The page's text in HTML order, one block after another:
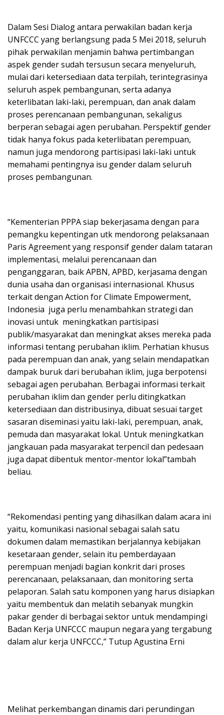
Dalam Sesi Dialog antara perwakilan badan kerja
UNFCCC yang berlangsung pada 5 Mei 2018, seluruh
pihak perwakilan menjamin bahwa pertimbangan
aspek gender sudah tersusun secara menyeluruh,
mulai dari ketersediaan data terpilah, terintegrasinya
seluruh aspek pembangunan, serta adanya
keterlibatan laki-laki, perempuan, dan anak dalam
proses perencanaan pembangunan, sekaligus
berperan sebagai agen perubahan. Perspektif gender
tidak hanya fokus pada keterlibatan perempuan,
namun juga mendorong partisipasi laki-laki untuk
memahami pentingnya isu gender dalam seluruh
proses pembangunan.
“Kementerian PPPA siap bekerjasama dengan para
pemangku kepentingan utk mendorong pelaksanaan
Paris Agreement yang responsif gender dalam tataran
implementasi, melalui perencanaan dan
penganggaran, baik APBN, APBD, kerjasama dengan
dunia usaha dan organisasi internasional. Khusus
terkait dengan Action for Climate Empowerment,
Indonesia juga perlu menambahkan strategi dan
inovasi untuk meningkatkan partisipasi
publik/masyarakat dan meningkat akses mereka pada
informasi tentang perubahan iklim. Perhatian khusus
pada perempuan dan anak, yang selain mendapatkan
dampak buruk dari berubahan iklim, juga berpotensi
sebagai agen perubahan. Berbagai informasi terkait
perubahan iklim dan gender perlu ditingkatkan
ketersediaan dan distribusinya, dibuat sesuai target
sasaran diseminasi yaitu laki-laki, perempuan, anak,
pemuda dan masyarakat lokal. Untuk meningkatkan
jangkauan pada masyarakat terpencil dan pedesaan
juga dapat dibentuk mentor-mentor lokal”tambah
beliau.
“Rekomendasi penting yang dihasilkan dalam acara ini
yaitu, komunikasi nasional sebagai salah satu
dokumen dalam memastikan berjalannya kebijakan
kesetaraan gender, selain itu pemberdayaan
perempuan menjadi bagian konkrit dari proses
perencanaan, pelaksanaan, dan monitoring serta
pelaporan. Salah satu komponen yang harus disiapkan
yaitu membentuk dan melatih sebanyak mungkin
pakar gender di berbagai sektor untuk mendampingi
Badan Kerja UNFCCC maupun negara yang tergabung
dalam alur kerja UNFCCC,” Tutup Agustina Erni
Melihat perkembangan dinamis dari perundingan